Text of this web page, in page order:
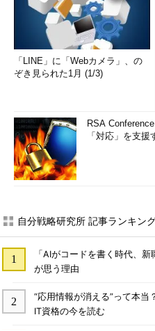
「LINE」に「Webカメラ」、の
ぞき見られた1月 (1/3)
RSA
「対応」を支
自分戦略研究所 記事ランキン
「AIがコードを書く時代、
が思う理由
“応用情報が消える”って本
IT資格の今を読む